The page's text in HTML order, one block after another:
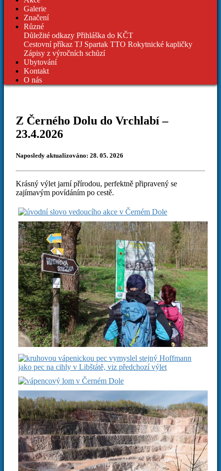
Galerie
Značení
Různé
Důležité odkazy Přihláška do KČT
Cestovní příkaz TJ Spartak TTO Rokytnické kapličky
Zápisy z výročních schůzí
Ubytování
Kontakt
O nás
Z Černého Dolu do Vrchlabí –
23.4.2026
Naposledy aktualizováno: 28. 05. 2026
Krásný výlet jarní přírodou, perfektně připravený se
zajímavým povídáním po cestě.